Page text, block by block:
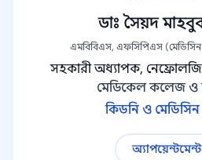
ডাঃ সৈয়দ
এমবিবিএস, এফসিপিএস
সহকারী অধ্যাপক, নেফ্রোলজি
মেডিকেল কলেজ ও
কিডনি ও মেডিসিন